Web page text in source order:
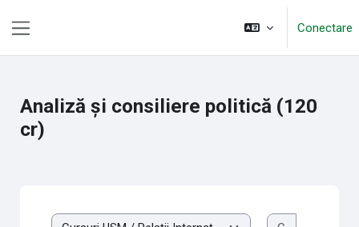
Conectare
Analiză şi consiliere politică (120
cr)